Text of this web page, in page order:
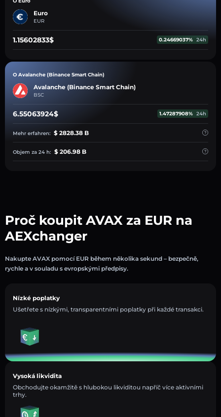
Euro
EUR
1.15602833$ 0.24669037% 24h
O Avalanche (Binance Smart Chain)
Avalanche (Binance Smart Chain)
BSC
6.55063924$ 1.47287908% 24h
Mehr erfahren: $ 2828.38 B
Objem za 24 h: $ 206.98 B
Proč koupit AVAX za EUR na
AEXchanger
Nakupte AVAX pomocí EUR během několika sekund – bezpečně,
rychle a v souladu s evropskými předpisy.
Nízké poplatky
Ušetřete s nízkými, transparentními poplatky při každé transakci.
Vysoká likvidita
Obchodujte okamžitě s hlubokou likviditou napříč více aktivními
trhy.